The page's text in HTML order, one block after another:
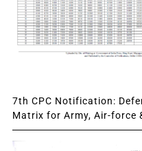
7th CPC Notification:
Matrix for Army, Air-force